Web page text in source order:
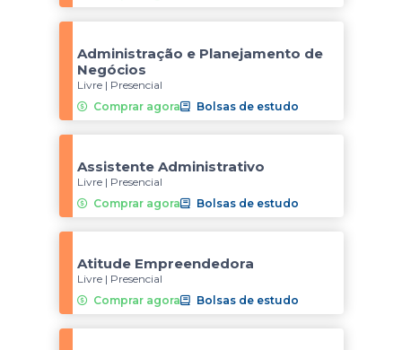
Administração e Planejamento de
Negócios
Livre | Presencial
Comprar agora
Bolsas de estudo
Assistente Administrativo
Livre | Presencial
Comprar agora
Bolsas de estudo
Atitude Empreendedora
Livre | Presencial
Comprar agora
Bolsas de estudo